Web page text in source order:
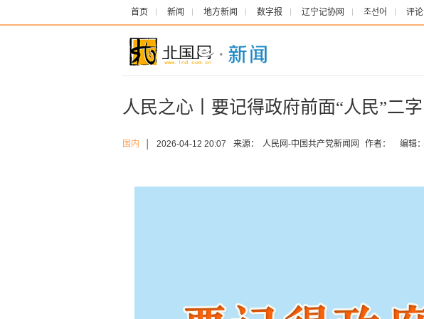
首页 新闻 地方新闻 数字报 辽宁记协网 조선어 评论
人民之心丨要记得政府前面“人民”二字
国内 2026-04-12 20:07 来源： 人民网-中国共产党新闻网 作者： 编辑：